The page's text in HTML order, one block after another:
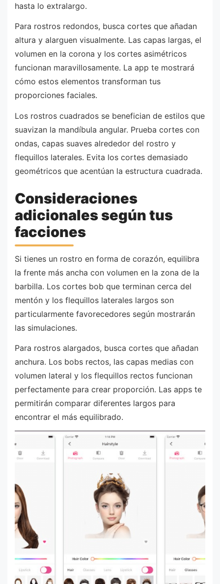
hasta lo extralargo.
Para rostros redondos, busca cortes que añadan
altura y alarguen visualmente. Las capas largas, el
volumen en la corona y los cortes asimétricos
funcionan maravillosamente. La app te mostrará
cómo estos elementos transforman tus
proporciones faciales.
Los rostros cuadrados se benefician de estilos que
suavizan la mandíbula angular. Prueba cortes con
ondas, capas suaves alrededor del rostro y
flequillos laterales. Evita los cortes demasiado
geométricos que acentúan la estructura cuadrada.
Consideraciones
adicionales según tus
facciones
Si tienes un rostro en forma de corazón, equilibra
la frente más ancha con volumen en la zona de la
barbilla. Los cortes bob que terminan cerca del
mentón y los flequillos laterales largos son
particularmente favorecedores según mostrarán
las simulaciones.
Para rostros alargados, busca cortes que añadan
anchura. Los bobs rectos, las capas medias con
volumen lateral y los flequillos rectos funcionan
perfectamente para crear proporción. Las apps te
permitirán comparar diferentes largos para
encontrar el más equilibrado.